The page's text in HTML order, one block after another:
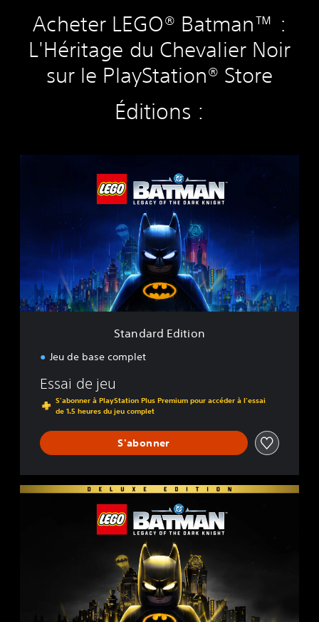
Acheter LEGO® Batman™ :
L'Héritage du Chevalier Noir
sur le PlayStation® Store
Éditions :
d
i
t
Standard Edition
Jeu de base complet
Essai de jeu
S'abonner à PlayStation Plus Premium pour accéder à l'essai
de 1.5 heures du jeu complet
S'abonner
D